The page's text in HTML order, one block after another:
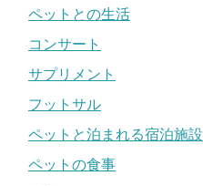
ペットとの生活
コンサート
サプリメント
フットサル
ペットと泊まれる宿泊施設
ペットの食事